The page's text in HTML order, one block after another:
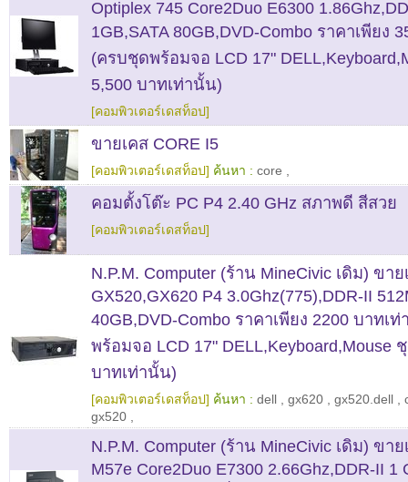
Optiplex 745 Core2Duo E6300
1GB,SATA 80GB,DVD-Combo ราคาเพียง
(ครบชุดพร้อมจอ LCD 17"
5,500 บาทเท่านั้น)
[คอมพิวเตอร์เดสท็อป]
ขายเคส CORE I5
[คอมพิวเตอร์เดสท็อป] ค้นหา : core
คอมตั้งโต๊ะ PC P4 2.40 GHz สภาพดี สีสวย
[คอมพิวเตอร์เดสท็อป]
N.P.M. Computer (ร้าน MineCivic เดิม) ขาย
GX520,GX620 P4 3.0Ghz(775),DDR-II
40GB,DVD-Combo ราคาเพียง 2200 บาทเ
พร้อมจอ LCD 17" DELL,Keyboard,Mouse
บาทเท่านั้น)
[คอมพิวเตอร์เดสท็อป] ค้นหา : dell gx620 gx520.dell
gx520
N.P.M. Computer (ร้าน MineCivic เดิม) ขา
M57e Core2Duo E7300 2.66Ghz,DDR-II 1